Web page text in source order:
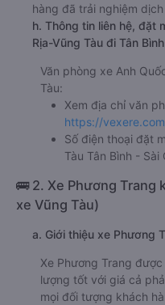
hàng đã trải nghiệm
h. Thông tin liên hệ, đặt
Rịa-Vũng Tàu đi Tân
Văn phòng xe Anh
Tàu:
Xem địa chỉ văn
https://
Số điện thoại đặt
Tàu Tân Bình - Sài
🚌 2. Xe Phương Trang
xe Vũng Tàu)
a. Giới thiệu xe Phương
Xe Phương Trang
lượng tốt với giá cả
mọi đối tượng khách